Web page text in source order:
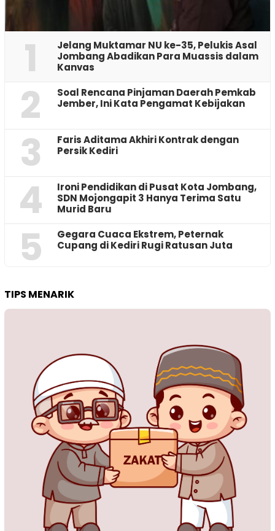
1
Jelang Muktamar NU ke-35, Pelukis Asal
Jombang Abadikan Para Muassis dalam
Kanvas
2
‎Soal Rencana Pinjaman Daerah Pemkab
Jember, Ini Kata Pengamat Kebijakan ‎
3
Faris Aditama Akhiri Kontrak dengan
Persik Kediri
4
Ironi Pendidikan di Pusat Kota Jombang,
SDN Mojongapit 3 Hanya Terima Satu
Murid Baru
5
‎Gegara Cuaca Ekstrem, Peternak
Cupang di Kediri Rugi Ratusan Juta
TIPS MENARIK